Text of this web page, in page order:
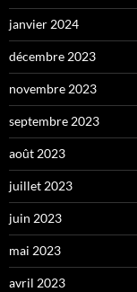
janvier 2024
décembre 2023
novembre 2023
septembre 2023
août 2023
juillet 2023
juin 2023
mai 2023
avril 2023